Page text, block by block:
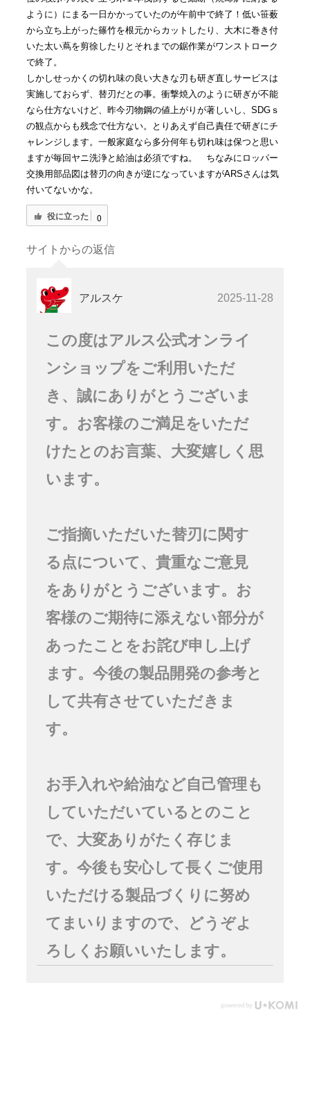
ように）にまる一日かかっていたのが午前中で終了！低い笹薮
から立ち上がった篠竹を根元からカットしたり、大木に巻き付
いた太い蔦を剪徐したりとそれまでの鋸作業がワンストローク
で終了。
しかしせっかくの切れ味の良い大きな刃も研ぎ直しサービスは
実施しておらず、替刃だとの事。衝撃焼入のように研ぎが不能
なら仕方ないけど、昨今刃物鋼の値上がりが著しいし、SDGｓ
の観点からも残念で仕方ない。とりあえず自己責任で研ぎにチ
ャレンジします。一般家庭なら多分何年も切れ味は保つと思い
ますが毎回ヤニ洗浄と給油は必須ですね。 ちなみにロッパー
交換用部品図は替刃の向きが逆になっていますがARSさんは気
付いてないかな。
役に立った 0
サイトからの返信
アルスケ 2025-11-28
この度はアルス公式オンライ
ンショップをご利用いただ
き、誠にありがとうございま
す。お客様のご満足をいただ
けたとのお言葉、大変嬉しく思
います。
ご指摘いただいた替刃に関す
る点について、貴重なご意見
をありがとうございます。お
客様のご期待に添えない部分が
あったことをお詫び申し上げ
ます。今後の製品開発の参考と
して共有させていただきま
す。
お手入れや給油など自己管理も
していただいているとのこと
で、大変ありがたく存じま
す。今後も安心して長くご使用
いただける製品づくりに努め
てまいりますので、どうぞよ
ろしくお願いいたします。